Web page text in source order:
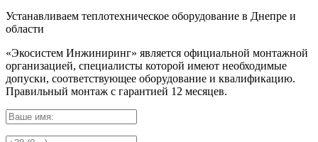
Устанавливаем теплотехническое оборудование в Днепре и
области
«Экосистем Инжиниринг» является официальной монтажной
организацией, специалисты которой имеют необходимые
допуски, соответствующее оборудование и квалификацию.
Правильный монтаж с гарантией 12 месяцев.